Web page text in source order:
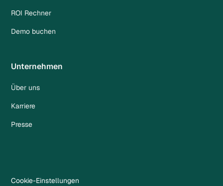
ROI Rechner
Demo buchen
Unternehmen
Über uns
Karriere
Presse
Cookie-Einstellungen